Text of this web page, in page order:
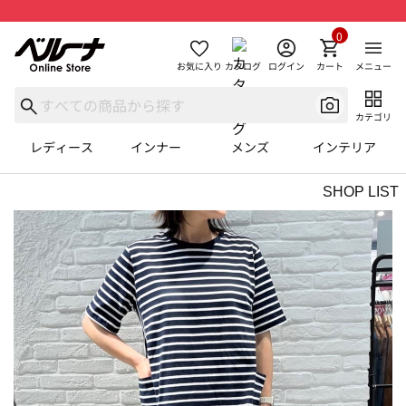
お気に入り カタログ ログイン カート
0
メニュー
カテゴリ
レディース インナー メンズ インテリア
SHOP LIST